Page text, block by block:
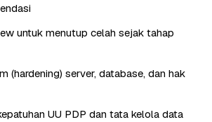
untuk menutup celah sejak tahap
(hardening) server, database, dan hak
UU PDP dan tata kelola data